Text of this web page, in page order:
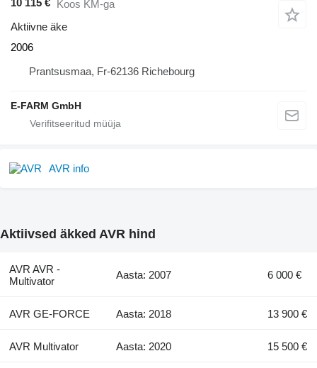
10 115 € Koos KM-ga
Aktiivne äke
2006
Prantsusmaa, Fr-62136 Richebourg
E-FARM GmbH
AVR info
Aktiivsed äkked AVR hind
AVR AVR -
Multivator
Aasta: 2007 6 000 €
AVR GE-FORCE Aasta: 2018 13 900 €
AVR Multivator Aasta: 2020 15 500 €